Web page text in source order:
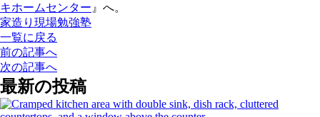
キホームセンター 』へ。
家造り現場勉強塾
一覧に戻る
前の記事へ
次の記事へ
最新の投稿